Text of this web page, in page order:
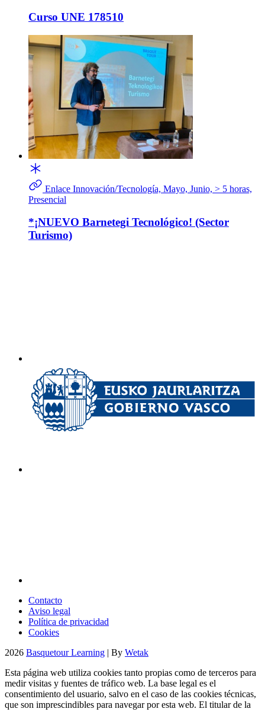
Curso UNE 178510
Enlace Innovación/Tecnología, Mayo, Junio, > 5 horas,
Presencial
*¡NUEVO Barnetegi Tecnológico! (Sector
Turismo)
Contacto
Aviso legal
Política de privacidad
Cookies
2026 Basquetour Learning | By Wetak
Esta página web utiliza cookies tanto propias como de terceros para
medir visitas y fuentes de tráfico web. La base legal es el
consentimiento del usuario, salvo en el caso de las cookies técnicas,
que son imprescindibles para navegar por esta web. El titular de la